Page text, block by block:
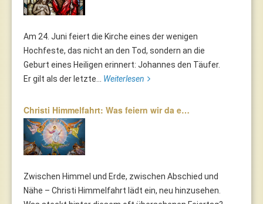
Am 24. Juni feiert die Kirche eines der wenigen
Hochfeste, das nicht an den Tod, sondern an die
Geburt eines Heiligen erinnert: Johannes den Täufer.
Er gilt als der letzte... Weiterlesen
Christi Himmelfahrt: Was feiern wir da e…
Zwischen Himmel und Erde, zwischen Abschied und
Nähe – Christi Himmelfahrt lädt ein, neu hinzusehen.